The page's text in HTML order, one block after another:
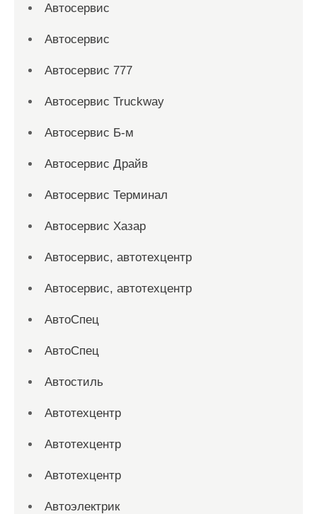
Автосервис
Автосервис
Автосервис 777
Автосервис Truckway
Автосервис Б-м
Автосервис Драйв
Автосервис Терминал
Автосервис Хазар
Автосервис, автотехцентр
Автосервис, автотехцентр
АвтоСпец
АвтоСпец
Автостиль
Автотехцентр
Автотехцентр
Автотехцентр
Автоэлектрик